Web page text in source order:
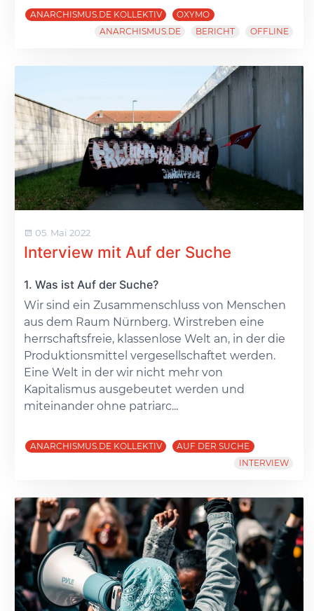
ANARCHISMUS.DE KOLLEKTIV
OXYMO
ANARCHISMUS.DE
BERICHT OFFLINE
05. Mai 2022
Interview mit Auf der Suche
1. Was ist Auf der Suche?
Wir sind ein Zusammenschluss von Menschen
aus dem Raum Nürnberg. Wirstreben eine
herrschaftsfreie, klassenlose Welt an, in der die
Produktionsmittel vergesellschaftet werden.
Eine Welt in der wir nicht mehr von
Kapitalismus ausgebeutet werden und
miteinander ohne patriarc...
ANARCHISMUS.DE KOLLEKTIV
AUF DER SUCHE
INTERVIEW